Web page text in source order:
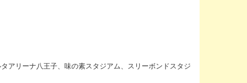
アリーナ八王子、味の素スタジアム、スリーボンドスタジ